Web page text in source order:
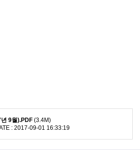
9월).PDF (3.4M)
: 2017-09-01 16:33:19